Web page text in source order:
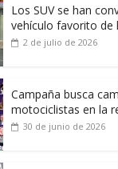
Los SUV se han
vehículo favorito de
2 de julio de 2026
Campaña busca
motociclistas en la
30 de junio de 2026